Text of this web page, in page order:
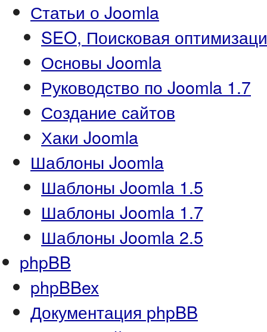
Статьи о Joomla
SEO, Поисковая
Основы Joomla
Руководство по Joomla 1.7
Создание сайтов
Хаки Joomla
Шаблоны Joomla
Шаблоны Joomla 1.5
Шаблоны Joomla 1.7
Шаблоны Joomla 2.5
phpBB
phpBBex
Документация phpBB